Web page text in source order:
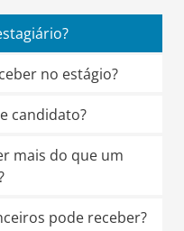
no estágio?
candidato?
mais do que um
pode receber?